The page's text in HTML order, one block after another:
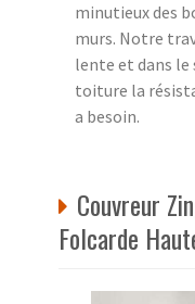
minutieux des
murs. Notre
lente et dans le
toiture la
a besoin.
Couvreur
Folcarde